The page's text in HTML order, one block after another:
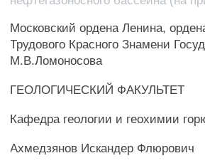
Московский ордена Ленина,
Трудового Красного Знамени
М.В.Ломоносова
ГЕОЛОГИЧЕСКИЙ ФАКУЛЬТЕТ
Кафедра геологии и геохимии
Ахмедзянов Искандер Флюрович